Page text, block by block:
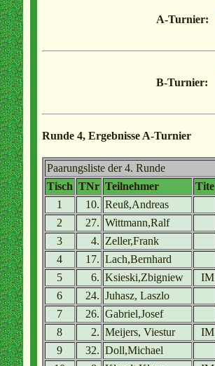
A-Turnier:
B-Turnier:
Runde 4, Ergebnisse A-Turnier
Paarungsliste der 4. Runde
Tisch TNr Teilnehmer Tite
1
10. Reuß,Andreas
2
27. Wittmann,Ralf
3
4. Zeller,Frank
4
17. Lach,Bernhard
5
6. Ksieski,Zbigniew IM
6
24. Juhasz, Laszlo
7
26. Gabriel,Josef
8
2. Meijers, Viestur IM
9
32. Doll,Michael